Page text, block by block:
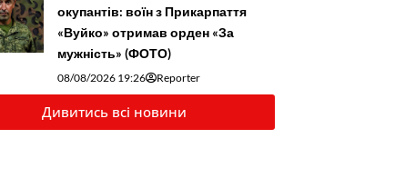
окупантів: воїн з Прикарпаття
«Вуйко» отримав орден «За
мужність» (ФОТО)
08/08/2026 19:26 Reporter
Дивитись всі новини